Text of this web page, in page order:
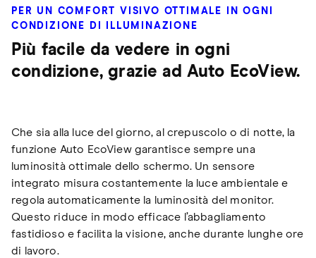
PER UN COMFORT VISIVO OTTIMALE IN OGNI
CONDIZIONE DI ILLUMINAZIONE
Più facile da vedere in ogni
condizione, grazie ad Auto EcoView.
Che sia alla luce del giorno, al crepuscolo o di notte, la
funzione Auto EcoView garantisce sempre una
luminosità ottimale dello schermo. Un sensore
integrato misura costantemente la luce ambientale e
regola automaticamente la luminosità del monitor.
Questo riduce in modo efficace l’abbagliamento
fastidioso e facilita la visione, anche durante lunghe ore
di lavoro.